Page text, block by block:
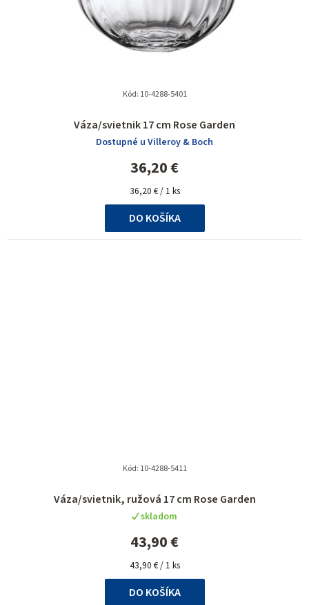
Váza/svietnik 17 cm Rose Garden
Dostupné u Villeroy & Boch
36,20 €
Jednotková
cena:
36,20 € / 1 ks
DO KOŠÍKA
Kód: 10-4288-5401
Váza/svietnik, ružová 17 cm Rose Garden
hodnotenie
produktu
je
5,0
z
5
hviezdičiek.
skladom
43,90 €
Jednotková
cena:
43,90 € / 1 ks
DO KOŠÍKA
Kód: 10-4288-5411